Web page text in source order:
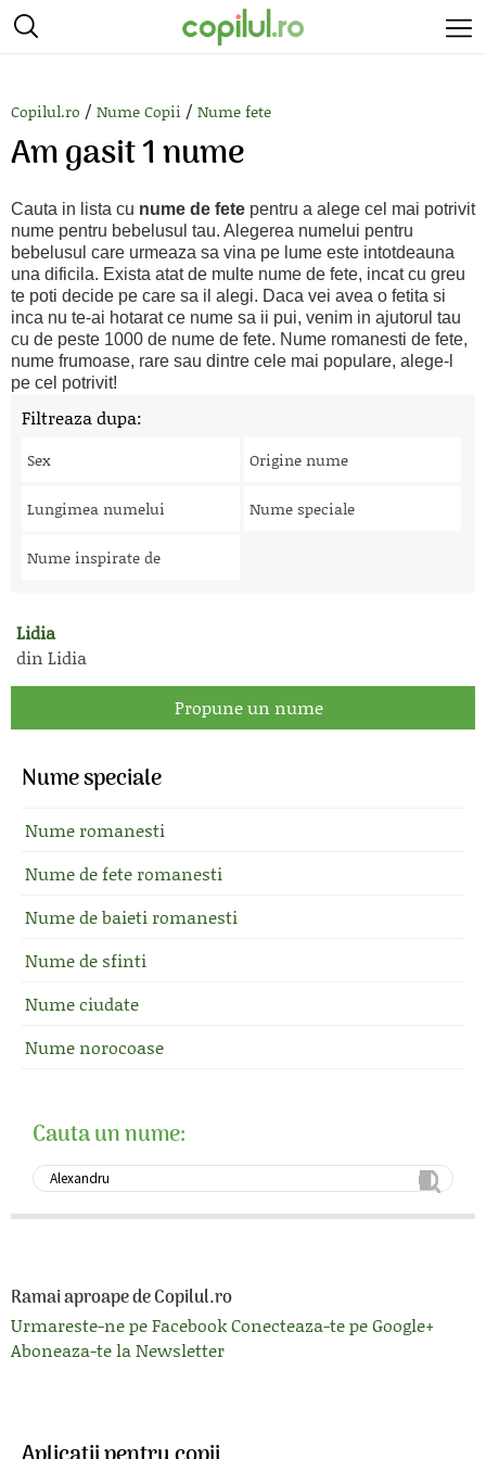
Copilul.ro / Nume Copii / Nume fete
Am gasit 1 nume
Cauta in lista cu nume de fete pentru a alege cel mai potrivit
nume pentru bebelusul tau. Alegerea numelui pentru
bebelusul care urmeaza sa vina pe lume este intotdeauna
una dificila. Exista atat de multe nume de fete, incat cu greu
te poti decide pe care sa il alegi. Daca vei avea o fetita si
inca nu te-ai hotarat ce nume sa ii pui, venim in ajutorul tau
cu de peste 1000 de nume de fete. Nume romanesti de fete,
nume frumoase, rare sau dintre cele mai populare, alege-l
pe cel potrivit!
Filtreaza dupa:
Sex Origine nume
Lungimea numelui Nume speciale
Nume inspirate de
Lidia
din Lidia
Propune un nume
Nume speciale
Nume romanesti
Nume de fete romanesti
Nume de baieti romanesti
Nume de sfinti
Nume ciudate
Nume norocoase
Cauta un nume:
Ramai aproape de Copilul.ro
Urmareste-ne pe FacebookConecteaza-te pe Google+
Aboneaza-te la Newsletter